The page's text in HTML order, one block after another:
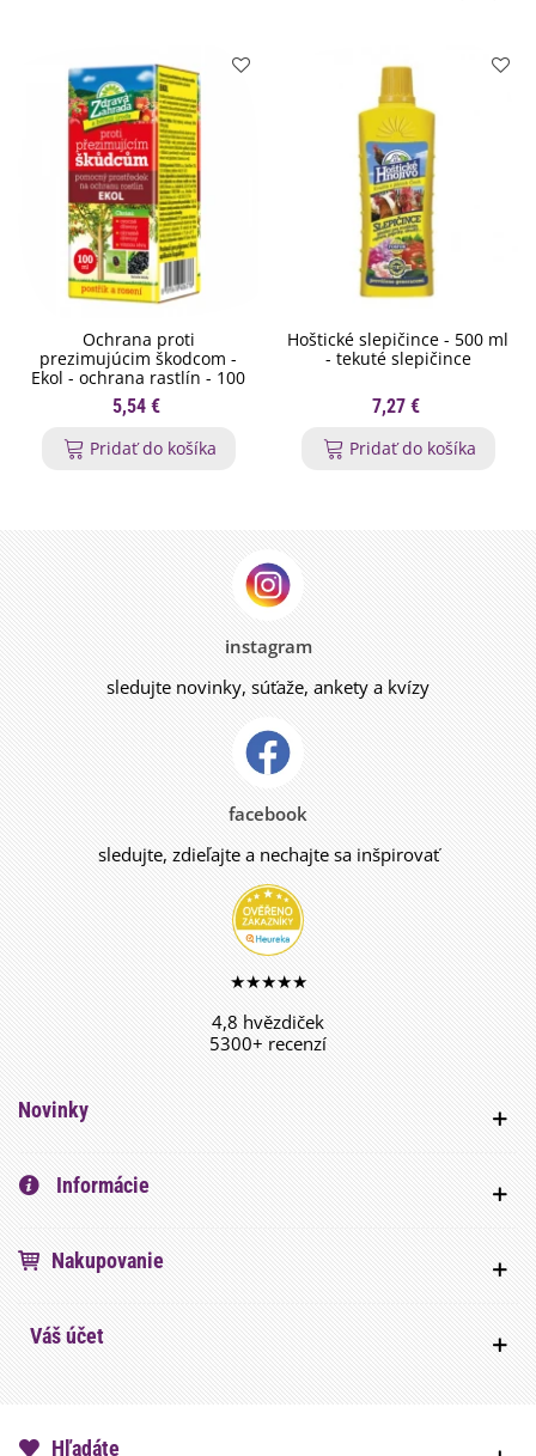
Ochrana proti
prezimujúcim škodcom -
Ekol - ochrana rastlín - 100
ml
5,54 €
Pridať do košíka
Hoštické slepičince - 500 ml
- tekuté slepičince
7,27 €
Pridať do košíka
instagram
sledujte novinky, súťaže, ankety a kvízy
facebook
sledujte, zdieľajte a nechajte sa inšpirovať
★★★★★
4,8 hvězdiček
5300+ recenzí
Novinky
Informácie
Nakupovanie
Váš účet
Hľadáte